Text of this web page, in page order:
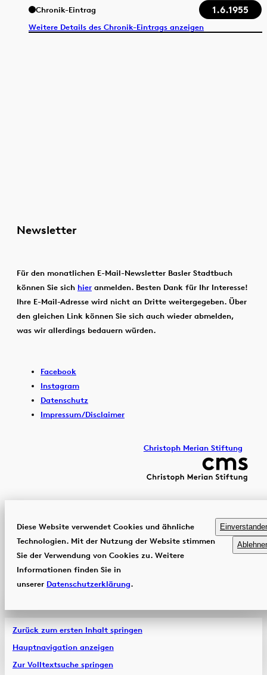
Chronik-Eintrag 1.6.1955
Weitere Details des Chronik-Eintrags anzeigen
Newsletter
Für den monatlichen E-Mail-Newsletter Basler Stadtbuch
können Sie sich hier anmelden. Besten Dank für Ihr Interesse!
Ihre E-Mail-Adresse wird nicht an Dritte weitergegeben. Über
den gleichen Link können Sie sich auch wieder abmelden,
was wir allerdings bedauern würden.
Facebook
Instagram
Datenschutz
Impressum/Disclaimer
Christoph Merian Stiftung
Diese Website verwendet Cookies und ähnliche
Technologien. Mit der Nutzung der Website stimmen
Sie der Verwendung von Cookies zu. Weitere
Informationen finden Sie in
unserer Datenschutzerklärung.
Zurück zum ersten Inhalt springen
Hauptnavigation anzeigen
Zur Volltextsuche springen